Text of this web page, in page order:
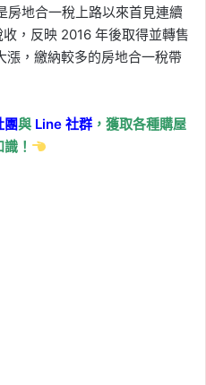
房地合一稅上路以來首見連續
，反映 2016 年後取得並轉售
漲，繳納較多的房地合一稅帶
團與 Line社群 ，獲取各種購屋
！